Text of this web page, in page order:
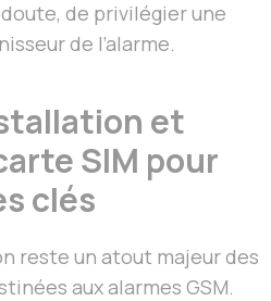
de privilégier une
de l’alarme.
et
SIM pour
clés
reste un atout majeur des
aux alarmes GSM.